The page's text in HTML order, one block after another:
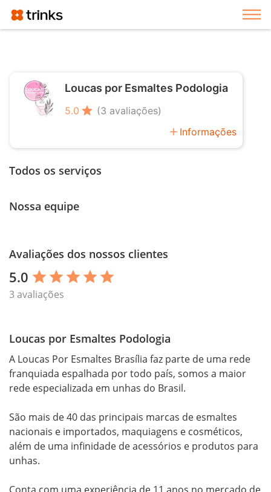
Loucas por Esmaltes Podologia
5.0 star (3 avaliações)
add Informações
Todos os serviços
Nossa equipe
Avaliações dos nossos clientes
5.0 star star star star star
3 avaliações
Loucas por Esmaltes Podologia
A Loucas Por Esmaltes Brasília faz parte de uma rede
franquiada espalhada por todo país, somos a maior
rede especializada em unhas do Brasil.
São mais de 40 das principais marcas de esmaltes
nacionais e importados, maquiagens e cosméticos,
além de uma infinidade de acessórios e produtos para
unhas.